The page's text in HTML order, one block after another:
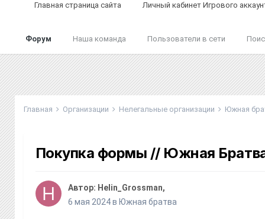
Главная страница сайта Личный кабинет Игрового
Форум Наша команда Пользователи в сети
Главная Организации Нелегальные организации Южная
Покупка формы // Южная
Автор: Helin_Grossman,
6 мая 2024в Южная братва